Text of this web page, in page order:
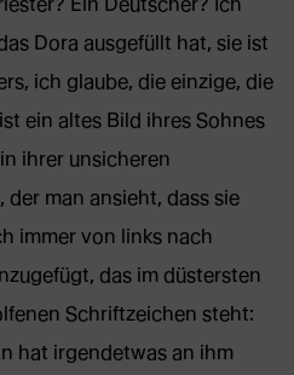
Dora ausgefüllt hat, sie ist
ich glaube, die einzige, die
ein altes Bild ihres Sohnes
ihrer unsicheren
man ansieht, dass sie
immer von links nach
das im düstersten
Schriftzeichen steht:
hat irgendetwas an ihm